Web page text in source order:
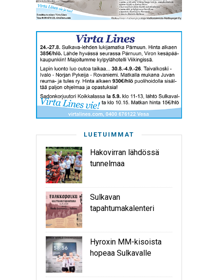
LUETUIMMAT
Hakovirran lähdössä
tunnelmaa
Sulkavan
tapahtumakalenteri
Hyroxin MM-kisoista
hopeaa Sulkavalle